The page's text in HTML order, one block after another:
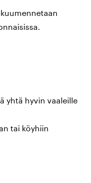
yhtä hyvin vaaleille
tai köyhiin